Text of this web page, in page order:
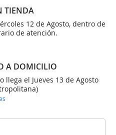
TIENDA
12 de Agosto, dentro de
de atención.
A DOMICILIO
llega el Jueves 13 de Agosto